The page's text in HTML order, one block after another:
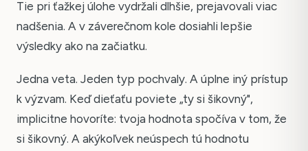
Tie pri ťažkej úlohe vydržali dlhšie, prejavovali viac
nadšenia. A v záverečnom kole dosiahli lepšie
výsledky ako na začiatku.
Jedna veta. Jeden typ pochvaly. A úplne iný prístup
k výzvam. Keď dieťaťu poviete „ty si šikovný",
implicitne hovoríte: tvoja hodnota spočíva v tom, že
si šikovný. A akýkoľvek neúspech tú hodnotu